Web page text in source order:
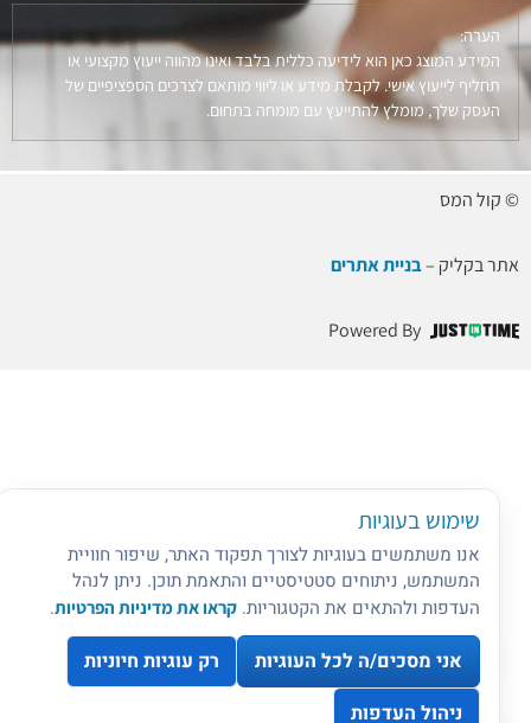
הערה:
המידע המוצג כאן הוא לידיעה כללית בלבד ואינו מהווה ייעוץ מקצועי או
תחליף לייעוץ אישי. לקבלת מידע או ליווי מותאם לצרכים הספציפיים של
העסק שלך, מומלץ להתייעץ עם מומחה בתחום.
© קול המס
אתר בקליק – בניית אתרים
Powered By
שימוש בעוגיות
אנו משתמשים בעוגיות לצורך תפקוד האתר, שיפור חוויית
המשתמש, ניתוחים סטטיסטיים והתאמת תוכן. ניתן לנהל
העדפות ולהתאים את הקטגוריות.קראו את מדיניות הפרטיות.
אני מסכים/ה לכל העוגיות
רק עוגיות חיוניות
ניהול העדפות